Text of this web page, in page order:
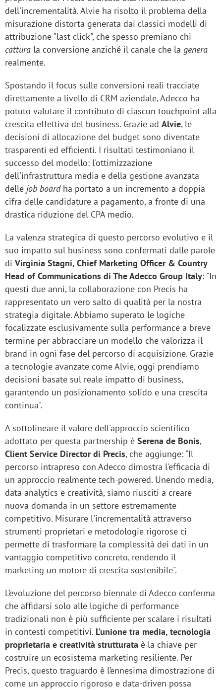
dell'incrementalità. Alvie ha risolto il problema della
misurazione distorta generata dai classici modelli di
attribuzione "last-click", che spesso premiano chi
cattura la conversione anziché il canale che la genera
realmente.
Spostando il focus sulle conversioni reali tracciate
direttamente a livello di CRM aziendale, Adecco ha
potuto valutare il contributo di ciascun touchpoint alla
crescita effettiva del business. Grazie ad Alvie, le
decisioni di allocazione del budget sono diventate
trasparenti ed efficienti. I risultati testimoniano il
successo del modello: l'ottimizzazione
dell'infrastruttura media e della gestione avanzata
delle job boardha portato a un incremento a doppia
cifra delle candidature a pagamento, a fronte di una
drastica riduzione del CPA medio.
La valenza strategica di questo percorso evolutivo e il
suo impatto sul business sono confermati dalle parole
di Virginia Stagni, Chief Marketing Officer & Country
Head of Communications di The Adecco Group Italy: "In
questi due anni, la collaborazione con Precis ha
rappresentato un vero salto di qualità per la nostra
strategia digitale. Abbiamo superato le logiche
focalizzate esclusivamente sulla performance a breve
termine per abbracciare un modello che valorizza il
brand in ogni fase del percorso di acquisizione. Grazie
a tecnologie avanzate come Alvie, oggi prendiamo
decisioni basate sul reale impatto di business,
garantendo un posizionamento solido e una crescita
continua".
A sottolineare il valore dell'approccio scientifico
adottato per questa partnership è Serena de Bonis,
Client Service Director di Precis, che aggiunge: "Il
percorso intrapreso con Adecco dimostra l'efficacia di
un approccio realmente tech-powered. Unendo media,
data analytics e creatività, siamo riusciti a creare
nuova domanda in un settore estremamente
competitivo. Misurare l'incrementalità attraverso
strumenti proprietari e metodologie rigorose ci
permette di trasformare la complessità dei dati in un
vantaggio competitivo concreto, rendendo il
marketing un motore di crescita sostenibile".
L’evoluzione del percorso biennale di Adecco conferma
che affidarsi solo alle logiche di performance
tradizionali non è più sufficiente per scalare i risultati
in contesti competitivi. L’unione tra media, tecnologia
proprietaria e creatività strutturata è la chiave per
costruire un ecosistema marketing resiliente. Per
Precis, questo traguardo è l’ennesima dimostrazione di
come un approccio rigoroso e data-driven possa